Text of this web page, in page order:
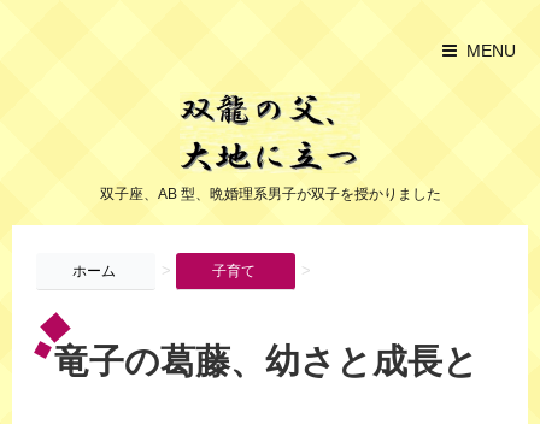
MENU
双子座、AB 型、晩婚理系男子が双子を授かりました
ホーム > 子育て >
竜子の葛藤、幼さと成長と